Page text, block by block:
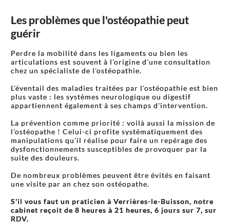
Les problèmes que l'ostéopathie peut
guérir
Perdre la mobilité dans les ligaments ou bien les
articulations est souvent à l'origine d'une consultation
chez un spécialiste de l'ostéopathie.
L'éventail des maladies traitées par l'ostéopathie est bien
plus vaste : les systèmes neurologique ou digestif
appartiennent également à ses champs d'intervention.
La prévention comme priorité : voilà aussi la mission de
l'ostéopathe ! Celui-ci profite systématiquement des
manipulations qu'il réalise pour faire un repérage des
dysfonctionnements susceptibles de provoquer par la
suite des douleurs.
De nombreux problèmes peuvent être évités en faisant
une visite par an chez son ostéopathe.
S'il vous faut un praticien à Verrières-le-Buisson, notre
cabinet reçoit de 8 heures à 21 heures, 6 jours sur 7, sur
RDV.